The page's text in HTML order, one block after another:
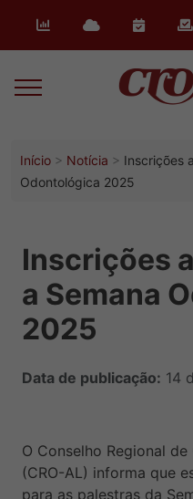
Início Notícia
Inscrições
Odontológica 2025
Inscrições
a Semana
2025
Data de publicação: 14
O Conselho Regional
(CRO-AL) informa que
para as palestras da